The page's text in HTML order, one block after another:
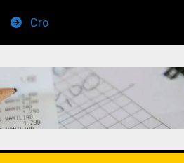
de Vencimiento Periodo